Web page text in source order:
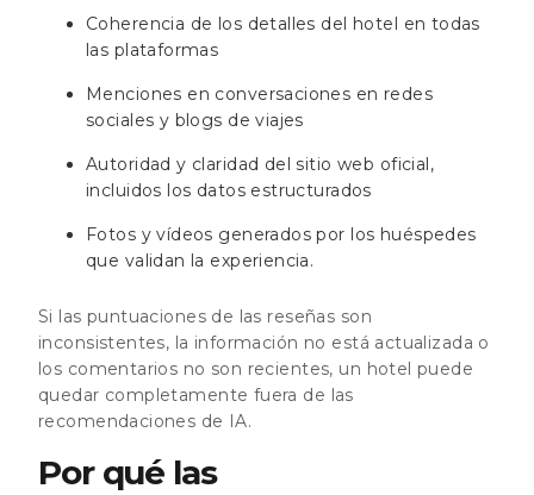
Coherencia de los detalles del hotel en todas
las plataformas
Menciones en conversaciones en redes
sociales y blogs de viajes
Autoridad y claridad del sitio web oficial,
incluidos los datos estructurados
Fotos y vídeos generados por los huéspedes
que validan la experiencia.
Si las puntuaciones de las reseñas son
inconsistentes, la información no está actualizada o
los comentarios no son recientes, un hotel puede
quedar completamente fuera de las
recomendaciones de IA.
Por qué las